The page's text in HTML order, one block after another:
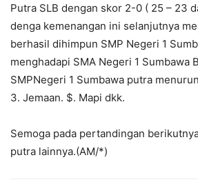
Putra SLB dengan skor 2-0 ( 25 – 23
denga kemenangan ini selanjutnya
berhasil dihimpun SMP Negeri 1
menghadapi SMA Negeri 1 Sumbawa
SMPNegeri 1 Sumbawa putra
3. Jemaan. $. Mapi dkk.
Semoga pada pertandingan
putra lainnya.(AM/*)